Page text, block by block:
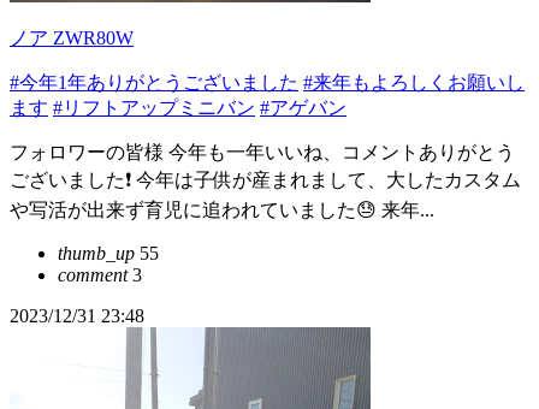
ノア ZWR80W
#今年1年ありがとうございました #来年もよろしくお願いし
ます #リフトアップミニバン #アゲバン
フォロワーの皆様 今年も一年いいね、コメントありがとう
ございました❗ 今年は子供が産まれまして、大したカスタム
や写活が出来ず育児に追われていました😓 来年...
thumb_up 55
comment3
2023/12/31 23:48